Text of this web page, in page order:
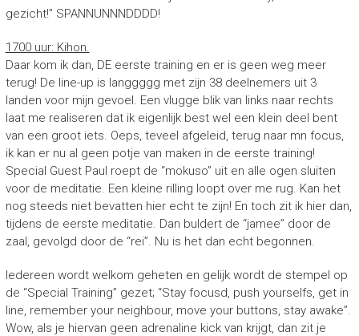
gezicht!” SPANNUNNNDDDD!
1700 uur: Kihon.
Daar kom ik dan, DE eerste training en er is geen weg meer
terug! De line-up is langgggg met zijn 38 deelnemers uit 3
landen voor mijn gevoel. Een vlugge blik van links naar rechts
laat me realiseren dat ik eigenlijk best wel een klein deel bent
van een groot iets. Oeps, teveel afgeleid, terug naar mn focus,
ik kan er nu al geen potje van maken in de eerste training!
Special Guest Paul roept de “mokuso” uit en alle ogen sluiten
voor de meditatie. Een kleine rilling loopt over me rug. Kan het
nog steeds niet bevatten hier echt te zijn! En toch zit ik hier dan,
tijdens de eerste meditatie. Dan buldert de “jamee” door de
zaal, gevolgd door de “rei”. Nu is het dan echt begonnen.
Iedereen wordt welkom geheten en gelijk wordt de stempel op
de “Special Training” gezet; “Stay focusd, push yourselfs, get in
line, remember your neighbour, move your buttons, stay awake”.
Wow, als je hiervan geen adrenaline kick van krijgt, dan zit je